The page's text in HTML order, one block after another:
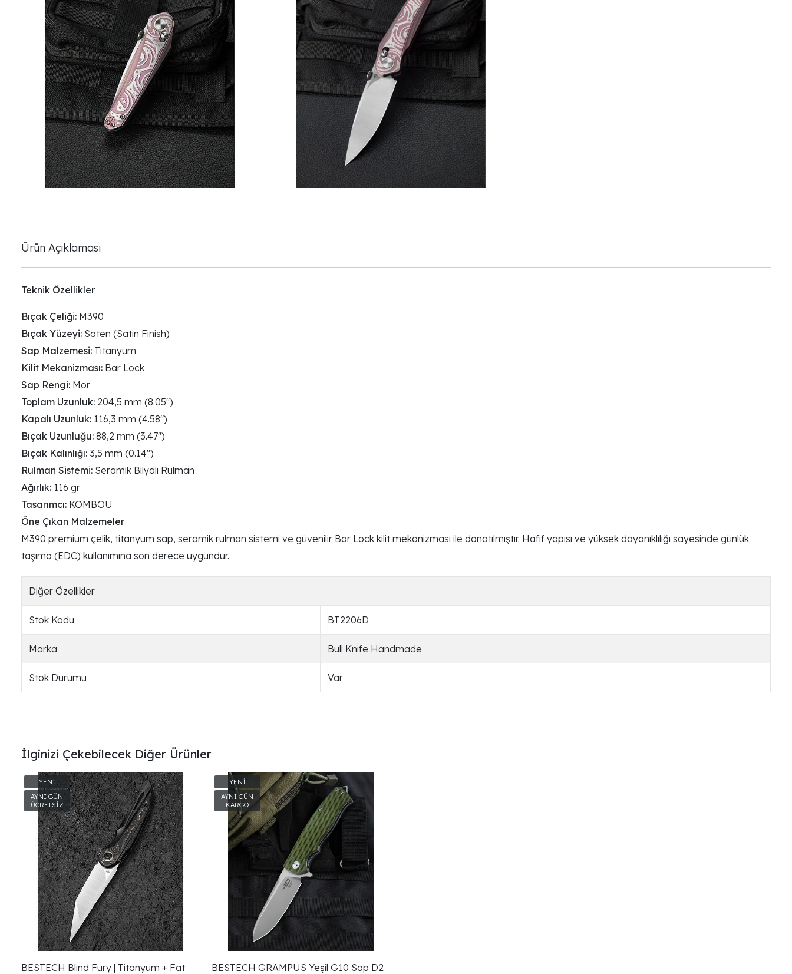
Ürün Açıklaması
Teknik Özellikler
Bıçak Çeliği: M390
Bıçak Yüzeyi: Saten (Satin Finish)
Sap Malzemesi: Titanyum
Kilit Mekanizması: Bar Lock
Sap Rengi: Mor
Toplam Uzunluk: 204,5 mm (8.05")
Kapalı Uzunluk: 116,3 mm (4.58")
Bıçak Uzunluğu: 88,2 mm (3.47")
Bıçak Kalınlığı: 3,5 mm (0.14")
Rulman Sistemi: Seramik Bilyalı Rulman
Ağırlık: 116 gr
Tasarımcı: KOMBOU
Öne Çıkan Malzemeler
M390 premium çelik, titanyum sap, seramik rulman sistemi ve güvenilir Bar Lock kilit mekanizması ile donatılmıştır. Hafif yapısı ve yüksek dayanıklılığı sayesinde günlük
taşıma (EDC) kullanımına son derece uygundur.
Diğer Özellikler
Stok Kodu BT2206D
Marka Bull Knife Handmade
Stok Durumu Var
İlginizi Çekebilecek Diğer Ürünler
BESTECH Blind Fury | Titanyum + Fat
BESTECH GRAMPUS Yeşil G10 Sap D2